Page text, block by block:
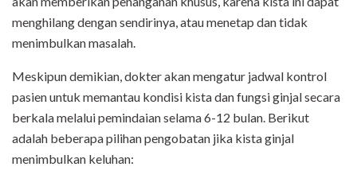
menghilang dengan sendirinya, atau menetap dan tidak
menimbulkan masalah.
Meskipun demikian, dokter akan mengatur jadwal kontrol
pasien untuk memantau kondisi kista dan fungsi ginjal secara
berkala melalui pemindaian selama 6-12 bulan. Berikut
adalah beberapa pilihan pengobatan jika kista ginjal
menimbulkan keluhan: